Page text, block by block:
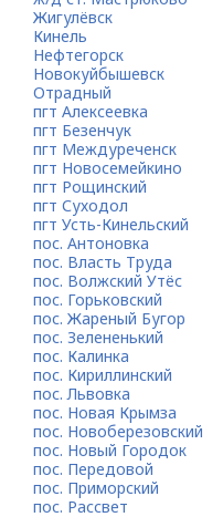
Жигулёвск
Кинель
Нефтегорск
Новокуйбышевск
Отрадный
пгт Алексеевка
пгт Безенчук
пгт Междуреченск
пгт Новосемейкино
пгт Рощинский
пгт Суходол
пгт Усть-Кинельский
пос. Антоновка
пос. Власть Труда
пос. Волжский Утёс
пос. Горьковский
пос. Жареный Бугор
пос. Зелененький
пос. Калинка
пос. Кириллинский
пос. Львовка
пос. Новая Крымза
пос. Новоберезовский
пос. Новый Городок
пос. Передовой
пос. Приморский
пос. Рассвет